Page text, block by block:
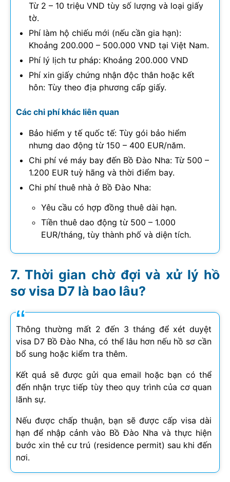
Từ 2 – 10 triệu VND tùy số lượng và loại giấy
tờ.
Phí làm hộ chiếu mới (nếu cần gia hạn):
Khoảng 200.000 – 500.000 VND tại Việt Nam.
Phí lý lịch tư pháp: Khoảng 200.000 VND
Phí xin giấy chứng nhận độc thân hoặc kết
hôn: Tùy theo địa phương cấp giấy.
Các chi phí khác liên quan
Bảo hiểm y tế quốc tế: Tùy gói bảo hiểm
nhưng dao động từ 150 – 400 EUR/năm.
Chi phí vé máy bay đến Bồ Đào Nha: Từ 500 –
1.200 EUR tuỳ hãng và thời điểm bay.
Chi phí thuê nhà ở Bồ Đào Nha:
Yêu cầu có hợp đồng thuê dài hạn.
Tiền thuê dao động từ 500 – 1.000
EUR/tháng, tùy thành phố và diện tích.
Thời gian chờ đợi và xử lý hồ
sơ visa D7 là bao lâu?
Thông thường mất 2 đến 3 tháng để xét duyệt
visa D7 Bồ Đào Nha, có thể lâu hơn nếu hồ sơ cần
bổ sung hoặc kiểm tra thêm.
Kết quả sẽ được gửi qua email hoặc bạn có thể
đến nhận trực tiếp tùy theo quy trình của cơ quan
lãnh sự.
Nếu được chấp thuận, bạn sẽ được cấp visa dài
hạn để nhập cảnh vào Bồ Đào Nha và thực hiện
bước xin thẻ cư trú (residence permit) sau khi đến
nơi.